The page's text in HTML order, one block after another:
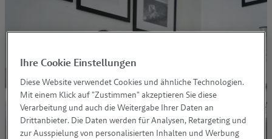
Ihre Cookie Einstellungen
Diese Website verwendet Cookies und ähnliche Technologien.
Mit einem Klick auf "Zustimmen" akzeptieren Sie diese
Verarbeitung und auch die Weitergabe Ihrer Daten an
Drittanbieter. Die Daten werden für Analysen, Retargeting und
zur Ausspielung von personalisierten Inhalten und Werbung